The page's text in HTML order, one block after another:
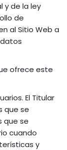
y de la ley
de
al Sitio Web a
ofrece este
El Titular
que se
que se
cuando
y